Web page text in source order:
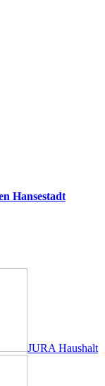
Hansestadt
JURA Haushalt